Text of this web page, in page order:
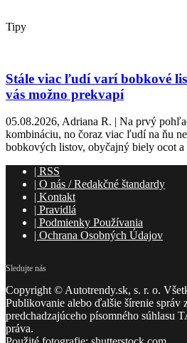
Tipy
Stále viac ľudí varí bobkové
vás možno prekvapí
05.08.2026, Adriana R. | Na prvý
kombináciu, no čoraz viac ľudí na ňu
bobkových listov, obyčajný biely ocot a
| RSS
| O nás / Redakčné štandardy
| Kontakt
| Pravidlá
| Podmienky Používania
| Ochrana Osobných Údajov
Sledujte nás
Copyright © Autotrendy.sk, s. r. o.
Publikovanie alebo ďalšie šírenie správ
predchadzajúceho písomného súhlasu
práva.